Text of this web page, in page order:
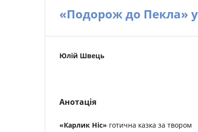
«Подорож до Пекла»
Юлій Швець
Анотація
«Карлик Ніс» готична казка за твором